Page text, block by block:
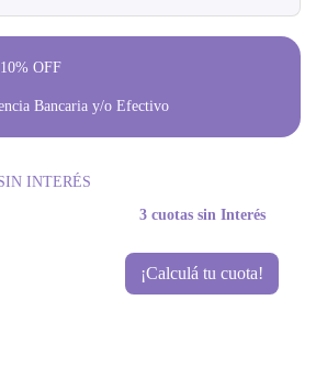
OFF
Bancaria y/o Efectivo
INTERÉS
3 cuotas sin Interés
¡Calculá tu cuota!